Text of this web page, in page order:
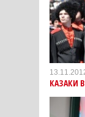
КАЗАКИ